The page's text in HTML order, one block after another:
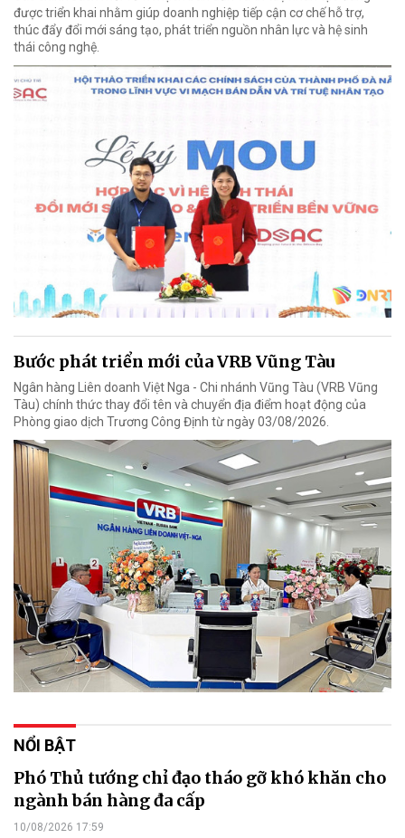
được triển khai nhằm giúp doanh nghiệp tiếp cận cơ chế hỗ trợ,
thúc đẩy đổi mới sáng tạo, phát triển nguồn nhân lực và hệ sinh
thái công nghệ.
Bước phát triển mới của VRB Vũng Tàu
Ngân hàng Liên doanh Việt Nga - Chi nhánh Vũng Tàu (VRB Vũng
Tàu) chính thức thay đổi tên và chuyển địa điểm hoạt động của
Phòng giao dịch Trương Công Định từ ngày 03/08/2026.
NỔI BẬT
Phó Thủ tướng chỉ đạo tháo gỡ khó khăn cho
ngành bán hàng đa cấp
10/08/2026 17:59